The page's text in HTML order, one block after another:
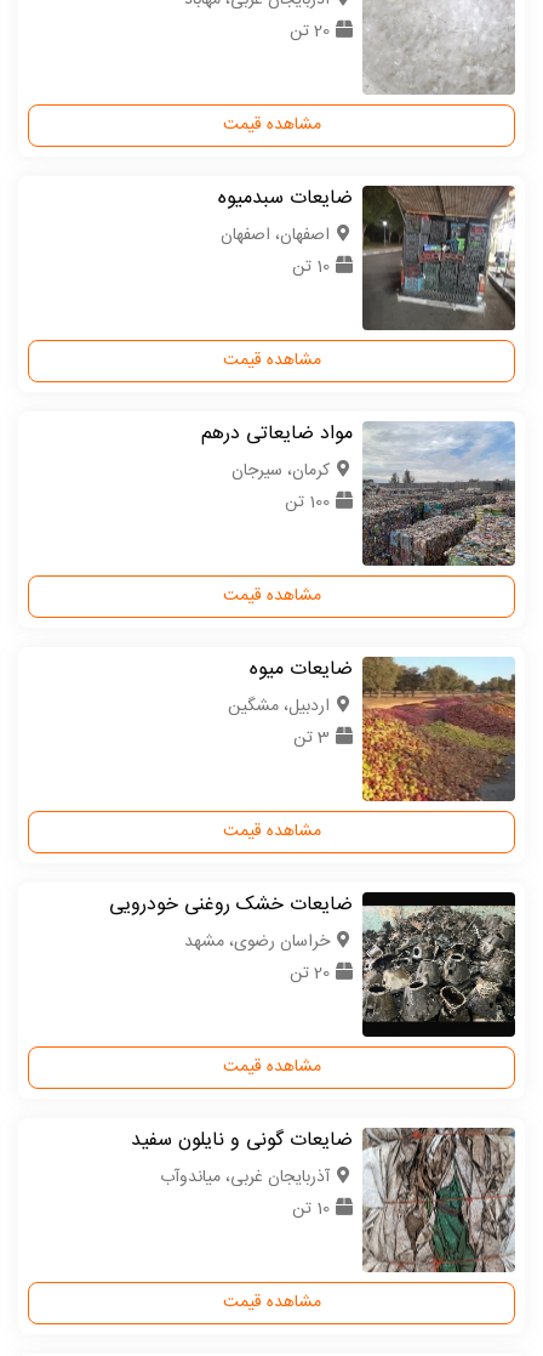
20 تن
مشاهده قیمت
ضایعات سبدمیوه
اصفهان، اصفهان
10 تن
مشاهده قیمت
مواد ضایعاتی درهم
كرمان، سیرجان
100 تن
مشاهده قیمت
ضایعات میوه
اردبیل، مشگین
3 تن
مشاهده قیمت
ضایعات خشک روغنی خودرویی
خراسان رضوی، مشهد
20 تن
مشاهده قیمت
ضایعات گونی و نایلون سفید
آذربایجان غربی، میاندوآب
10 تن
مشاهده قیمت